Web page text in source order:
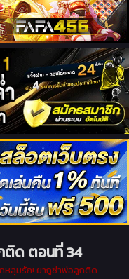
ติด ตอนที่ 34
หลุมรัก! ยากูซ่าพ่อลูกติด